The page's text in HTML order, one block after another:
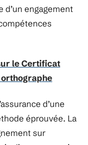
engagement
le Certificat
d’une
éprouvée. La
sur